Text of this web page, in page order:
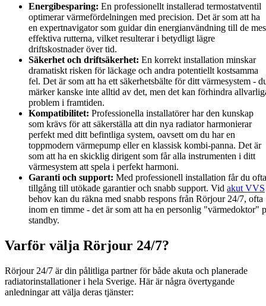
Energibesparing: En professionellt installerad termostatventil
optimerar värmefördelningen med precision. Det är som att ha
en expertnavigator som guidar din energianvändning till de
effektiva rutterna, vilket resulterar i betydligt lägre
driftskostnader över tid.
Säkerhet och driftsäkerhet: En korrekt installation minskar
dramatiskt risken för läckage och andra potentiellt kostsamma
fel. Det är som att ha ett säkerhetsbälte för ditt värmesystem -
märker kanske inte alltid av det, men det kan förhindra
problem i framtiden.
Kompatibilitet: Professionella installatörer har den kunskap
som krävs för att säkerställa att din nya radiator harmonierar
perfekt med ditt befintliga system, oavsett om du har en
toppmodern värmepump eller en klassisk kombi-panna. Det är
som att ha en skicklig dirigent som får alla instrumenten i ditt
värmesystem att spela i perfekt harmoni.
Garanti och support: Med professionell installation får du ofta
tillgång till utökade garantier och snabb support. Vid akut VVS
behov kan du räkna med snabb respons från Rörjour 24/7, ofta
inom en timme - det är som att ha en personlig "värmedoktor"
standby.
Varför välja Rörjour 24/7?
Rörjour 24/7 är din pålitliga partner för både akuta och planerade
radiatorinstallationer i hela Sverige. Här är några övertygande
anledningar att välja deras tjänster: